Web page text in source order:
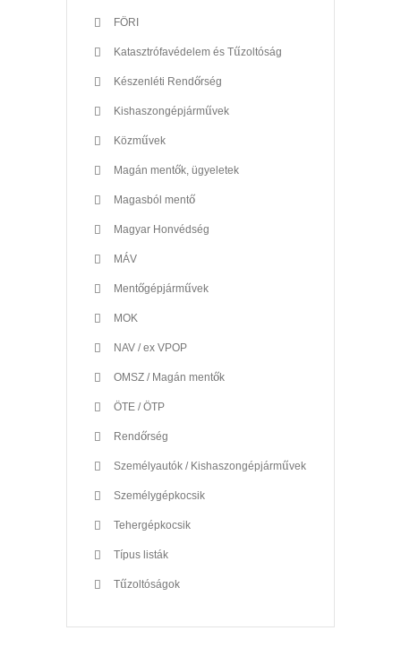
FÖRI
Katasztrófavédelem és Tűzoltóság
Készenléti Rendőrség
Kishaszongépjárművek
Közművek
Magán mentők, ügyeletek
Magasból mentő
Magyar Honvédség
MÁV
Mentőgépjárművek
MOK
NAV / ex VPOP
OMSZ / Magán mentők
ÖTE / ÖTP
Rendőrség
Személyautók / Kishaszongépjárművek
Személygépkocsik
Tehergépkocsik
Típus listák
Tűzoltóságok